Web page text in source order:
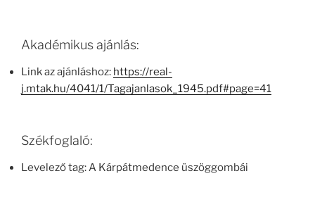
Akadémikus ajánlás:
Link az ajánláshoz: https://real-
j.mtak.hu/4041/1/Tagajanlasok_1945.pdf#page=41
Székfoglaló:
Levelező tag: A Kárpátmedence üszöggombái